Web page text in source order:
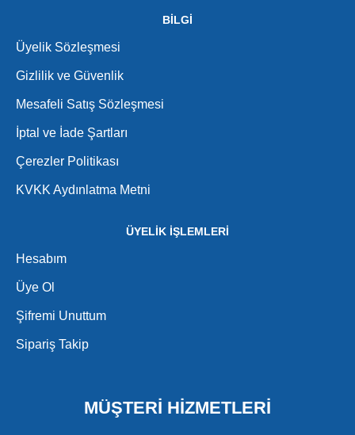
BİLGİ
Üyelik Sözleşmesi
Gizlilik ve Güvenlik
Mesafeli Satış Sözleşmesi
İptal ve İade Şartları
Çerezler Politikası
KVKK Aydınlatma Metni
ÜYELİK İŞLEMLERİ
Hesabım
Üye Ol
Şifremi Unuttum
Sipariş Takip
MÜŞTERİ HİZMETLERİ